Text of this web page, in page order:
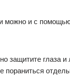
можно и с
защитите глаза
пораниться